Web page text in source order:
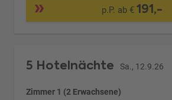
p.P. ab €191,-
5 Hotelnächte Sa., 12.9.26
Zimmer 1 (2 Erwachsene)